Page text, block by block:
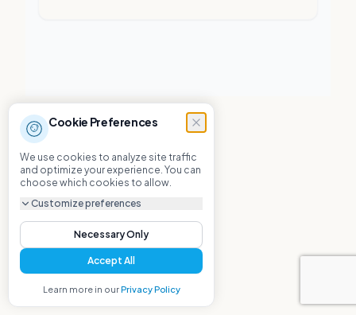
Cookie Preferences
We use cookies to analyze site traffic
and optimize your experience. You can
choose which cookies to allow.
Customize preferences
Necessary Only
Accept All
Learn more in ourPrivacy Policy